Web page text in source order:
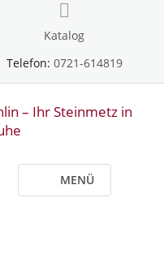
Katalog
Telefon: 0721-614819
MENÜ